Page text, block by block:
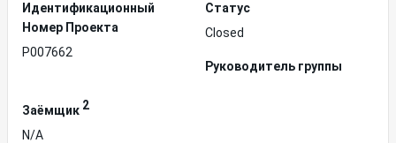
Идентификационный
Hомер Проекта
P007662
Статус
Closed
Руководитель группы
Заёмщик 2
N/A